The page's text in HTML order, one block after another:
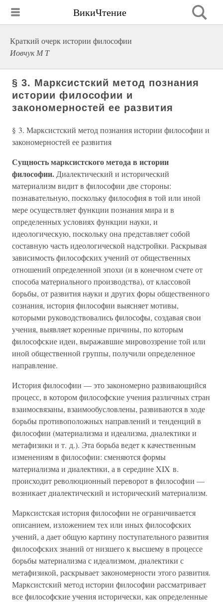
ВикиЧтение
Краткий очерк истории философии
Иовчук М Т
§ 3. Марксистский метод познания
истории философии и
закономерностей ее развития
§ 3. Марксистский метод познания истории философии и
закономерностей ее развития
Сущность марксистского метода в истории
философии. Диалектический и исторический
материализм видит в философии две стороны:
познавательную, поскольку философия в той или иной
мере осуществляет функции познания мира и в
определенных условиях функции науки, и
идеологическую, поскольку она представляет собой
составную часть идеологической надстройки. Раскрывая
зависимость философских учений от общественных
отношений определенной эпохи (и в конечном счете от
способа материального производства), от классовой
борьбы, от развития науки и других форы общественного
сознания, история философии выясняет мотивы,
которыми руководствовались философы, создавая свои
учения, выявляет коренные причины, по которым
философские идеи, выражавшие мировоззрение той или
иной общественной группы, получили определенное
направление.
История философии — это закономерно развивающийся
процесс, в котором философские учения различных стран
взаимосвязаны, взаимообусловлены, развиваются в ходе
борьбы противоположных направлений и тенденций в
философии (материализма и идеализма, диалектики и
метафизики и т. д.). Эта борьба ведет к качественным
изменениям в философии: сменяются формы
материализма и диалектики, а в середине XIX в.
происходит революционный переворот в философии —
возникает диалектический и исторический материализм.
Марксистская история философии не ограничивается
описанием, изложением тех или иных философских
учений, а дает общую картину поступательного развития
философских знаний от низшего к высшему в процессе
борьбы материализма с идеализмом, диалектики с
метафизикой, раскрывает закономерности этого развития.
Марксистский метод истории философии рассматривает
все философские учения исторически, как определенные